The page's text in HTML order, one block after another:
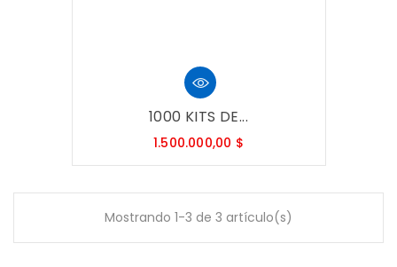
1000 KITS DE...
1.500.000,00 $Precio
Mostrando 1-3 de 3 artículo(s)